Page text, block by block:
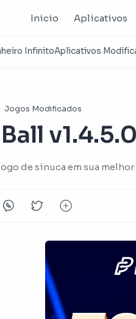
Inicio Aplicativos
Jogos Modificados
de sinuca em sua melhor